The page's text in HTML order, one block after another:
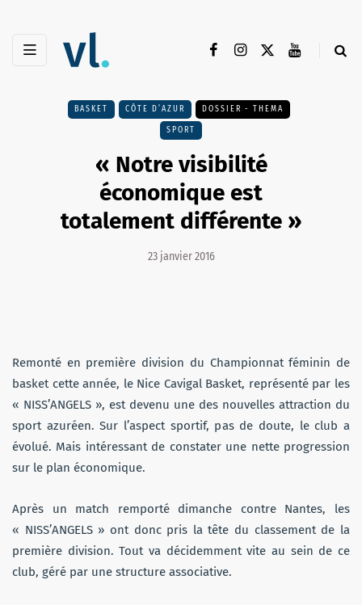
BASKET CÔTE D’AZUR DOSSIER - THEMA
SPORT
« Notre visibilité
économique est
totalement différente »
23 janvier 2016
Remonté en première division du Championnat féminin de
basket cette année, le Nice Cavigal Basket, représenté par les
« NISS’ANGELS », est devenu une des nouvelles attraction du
sport azuréen. Sur l’aspect sportif, pas de doute, le club a
évolué. Mais intéressant de constater une nette progression
sur le plan économique.
Après un match remporté dimanche contre Nantes, les
« NISS’ANGELS » ont donc pris la tête du classement de la
première division. Tout va décidemment vite au sein de ce
club, géré par une structure associative.